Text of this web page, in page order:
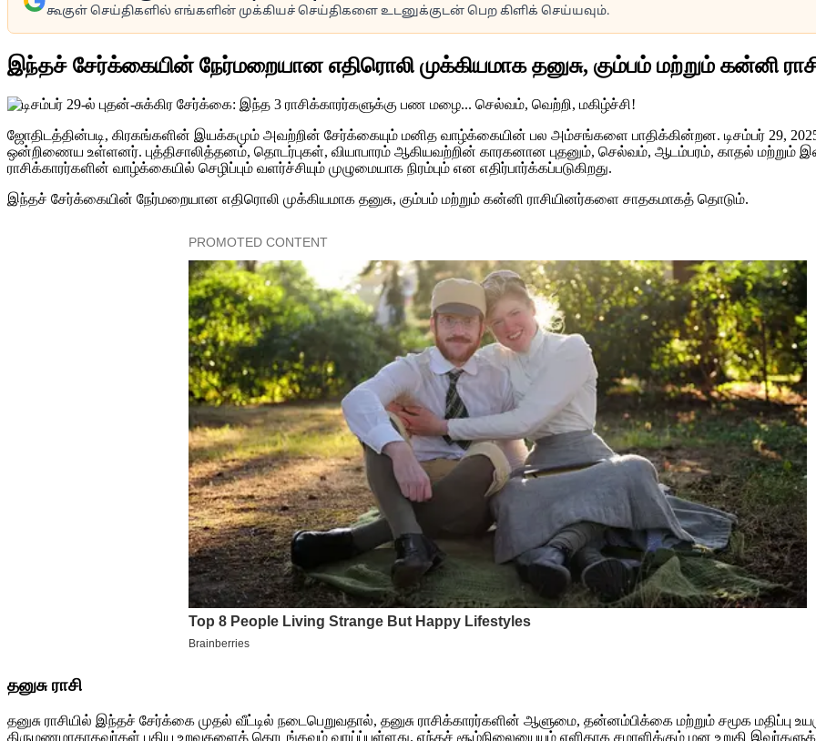
கூகுள் செய்திகளில் எங்களின் முக்கியச் செய்திகளை உடனுக்குடன் பெற கிளிக் செய்யவும்.
இந்தச் சேர்க்கையின் நேர்மறையான எதிரொலி முக்கியமாக தனுசு, கும்பம் மற்றும் கன்னி
ஜோதிடத்தின்படி, கிரகங்களின் இயக்கமும் அவற்றின் சேர்க்கையும் மனித வாழ்க்கையின் பல அம்சங்களை பாதிக்கின்றன. டிசம்பர் 29, 2025
ஒன்றிணைய உள்ளனர். புத்திசாலித்தனம், தொடர்புகள், வியாபாரம் ஆகியவற்றின் காரகனான புதனும், செல்வம், ஆடம்பரம், காதல் மற்றும்
ராசிக்காரர்களின் வாழ்க்கையில் செழிப்பும் வளர்ச்சியும் முழுமையாக நிரம்பும் என எதிர்பார்க்கப்படுகிறது.
இந்தச் சேர்க்கையின் நேர்மறையான எதிரொலி முக்கியமாக தனுசு, கும்பம் மற்றும் கன்னி ராசியினர்களை சாதகமாகத் தொடும்.
தனுசு ராசி
தனுசு ராசியில் இந்தச் சேர்க்கை முதல் வீட்டில் நடைபெறுவதால், தனுசு ராசிக்காரர்களின் ஆளுமை, தன்னம்பிக்கை மற்றும் சமூக மதிப்பு
திருமணமாகாதவர்கள் புதிய உறவுகளைத் தொடங்கவும் வாய்ப்புள்ளது. எந்தச் சூழ்நிலையையும் எளிதாக சமாளிக்கும் மன உறுதி